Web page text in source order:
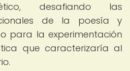
desafiando las
de la poesía y
para la experimentación
que caracterizaría al